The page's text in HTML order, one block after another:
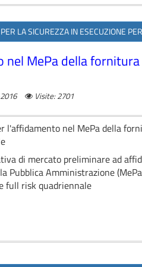
LA SICUREZZA IN ESECUZIONE PER
MePa della
Visite: 2701
l'affidamento nel MePa della
di mercato preliminare ad
Amministrazione
full risk quadriennale